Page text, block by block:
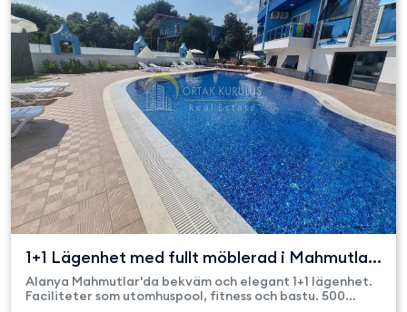
1+1 Lägenhet med fullt möblerad i Mahmutlar
- Nära havet
Alanya Mahmutlar'da bekväm och elegant 1+1 lägenhet.
Faciliteter som utomhuspool, fitness och bastu. 500